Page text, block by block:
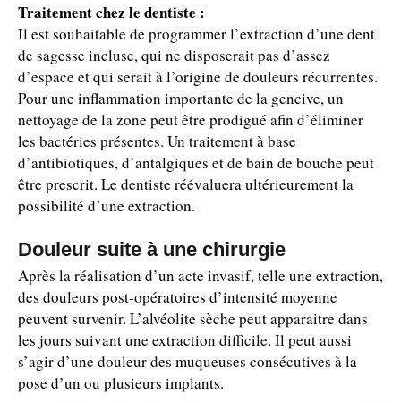
Traitement chez le dentiste :
Il est souhaitable de programmer l’extraction d’une dent
de sagesse incluse, qui ne disposerait pas d’assez
d’espace et qui serait à l’origine de douleurs récurrentes.
Pour une inflammation importante de la gencive, un
nettoyage de la zone peut être prodigué afin d’éliminer
les bactéries présentes. Un traitement à base
d’antibiotiques, d’antalgiques et de bain de bouche peut
être prescrit. Le dentiste réévaluera ultérieurement la
possibilité d’une extraction.
Douleur suite à une chirurgie
Après la réalisation d’un acte invasif, telle une extraction,
des douleurs post-opératoires d’intensité moyenne
peuvent survenir. L’alvéolite sèche peut apparaitre dans
les jours suivant une extraction difficile. Il peut aussi
s’agir d’une douleur des muqueuses consécutives à la
pose d’un ou plusieurs implants.